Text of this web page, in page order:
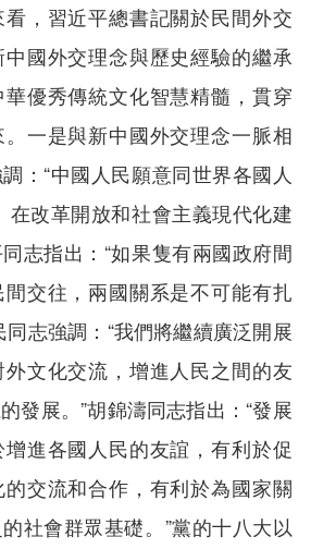
，習近平總書記關於民間外交
國外交理念與歷史經驗的繼承
優秀傳統文化智慧精髓，貫穿
一是與新中國外交理念一脈相
：“中國人民願意同世界各國人
在改革開放和社會主義現代化建
志指出：“如果隻有兩國政府間
交往，兩國關系是不可能有扎
同志強調：“我們將繼續廣泛開展
文化交流，增進人民之間的友
發展。”胡錦濤同志指出：“發展
進各國人民的友誼，有利於促
交流和合作，有利於為國家關
社會群眾基礎。”黨的十八大以